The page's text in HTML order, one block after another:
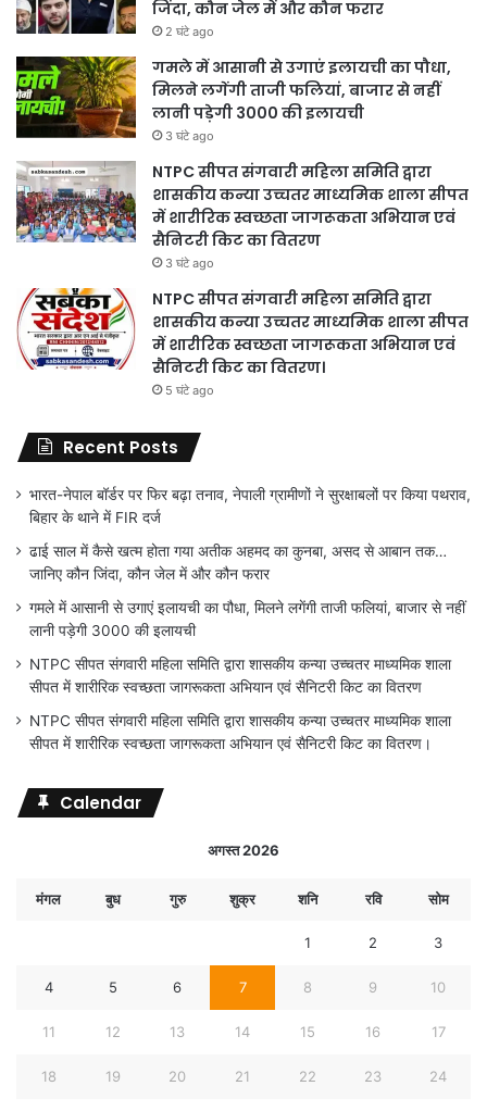
जिंदा, कौन जेल में और कौन फरार
2 घंटे ago
गमले में आसानी से उगाएं इलायची का पौधा,
मिलने लगेंगी ताजी फलियां, बाजार से नहीं
लानी पड़ेगी 3000 की इलायची
3 घंटे ago
NTPC सीपत संगवारी महिला समिति द्वारा
शासकीय कन्या उच्चतर माध्यमिक शाला सीपत
में शारीरिक स्वच्छता जागरूकता अभियान एवं
सैनिटरी किट का वितरण
3 घंटे ago
NTPC सीपत संगवारी महिला समिति द्वारा
शासकीय कन्या उच्चतर माध्यमिक शाला सीपत
में शारीरिक स्वच्छता जागरूकता अभियान एवं
सैनिटरी किट का वितरण।
5 घंटे ago
Recent Posts
भारत-नेपाल बॉर्डर पर फिर बढ़ा तनाव, नेपाली ग्रामीणों ने सुरक्षाबलों पर किया पथराव,
बिहार के थाने में FIR दर्ज
ढाई साल में कैसे खत्म होता गया अतीक अहमद का कुनबा, असद से आबान तक…
जानिए कौन जिंदा, कौन जेल में और कौन फरार
गमले में आसानी से उगाएं इलायची का पौधा, मिलने लगेंगी ताजी फलियां, बाजार से नहीं
लानी पड़ेगी 3000 की इलायची
NTPC सीपत संगवारी महिला समिति द्वारा शासकीय कन्या उच्चतर माध्यमिक शाला
सीपत में शारीरिक स्वच्छता जागरूकता अभियान एवं सैनिटरी किट का वितरण
NTPC सीपत संगवारी महिला समिति द्वारा शासकीय कन्या उच्चतर माध्यमिक शाला
सीपत में शारीरिक स्वच्छता जागरूकता अभियान एवं सैनिटरी किट का वितरण।
Calendar
अगस्त 2026
मंगल बुध गुरु शुक्र शनि रवि सोम
1 2 3
4 5 6 7 8 9 10
11 12 13 14 15 16 17
18 19 20 21 22 23 24